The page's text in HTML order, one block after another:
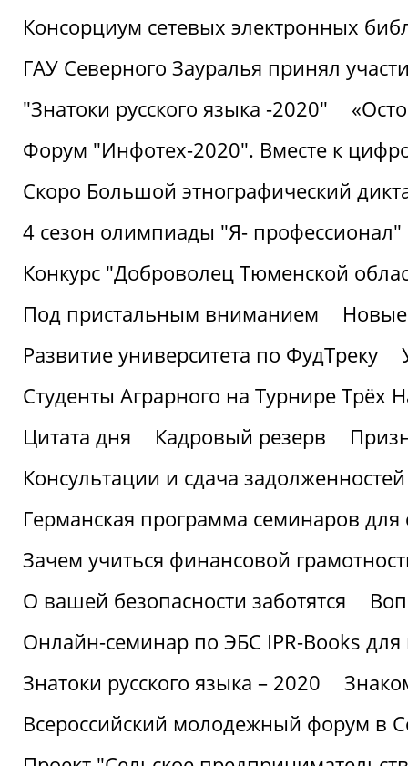
Консорциум сетевых электронных
ГАУ Северного Зауралья принял
"Знатоки русского языка -2020"
Форум "Инфотех-2020". Вместе к
Скоро Большой этнографический
4 сезон олимпиады "Я- профессионал"
Конкурс "Доброволец Тюменской
Под пристальным вниманием
Развитие университета по ФудТреку
Студенты Аграрного на Турнире Трёх
Цитата дня
Кадровый резерв
Консультации и сдача
Германская программа семинаров для
Зачем учиться финансовой
О вашей безопасности заботятся
Онлайн-семинар по ЭБС IPR-Books для
Знатоки русского языка – 2020
Всероссийский молодежный форум в